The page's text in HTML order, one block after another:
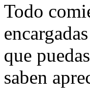
Todo
que
saben